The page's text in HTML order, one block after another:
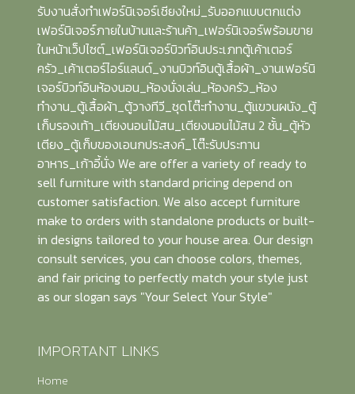
รับงานสั่งทำเฟอร์นิเจอร์เชียงใหม่_รับออกแบบตกแต่ง
เฟอร์นิเจอร์ภายในบ้านและร้านค้า_เฟอร์นิเจอร์พร้อมขาย
ในหน้าเว็ปไซต์_เฟอร์นิเจอร์บิวท์อินประเภทตู้เค้าเตอร์
ครัว_เค้าเตอร์ไอร์แลนด์_งานบิวท์อินตู้เสื้อผ้า_งานเฟอร์นิ
เจอร์บิวท์อินห้องนอน_ห้องนั่งเล่น_ห้องครัว_ห้อง
ทำงาน_ตู้เสื้อผ้า_ตู้วางทีวี_ชุดโต๊ะทำงาน_ตู้แขวนผนัง_ตู้
เก็บรองเท้า_เตียงนอนไม้สน_เตียงนอนไม้สน 2 ชั้น_ตู้หัว
เตียง_ตู้เก็บของเอนกประสงค์_โต๊ะรับประทาน
อาหาร_เก้าอี้นั่ง We are offer a variety of ready to
sell furniture with standard pricing depend on
customer satisfaction. We also accept furniture
make to orders with standalone products or built-
in designs tailored to your house area. Our design
consult services, you can choose colors, themes,
and fair pricing to perfectly match your style just
as our slogan says "Your Select Your Style"
IMPORTANT LINKS
Home